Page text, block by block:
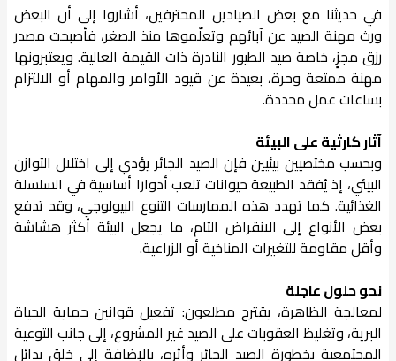
في حديثنا مع بعض الصيادين المحترفين، أشاروا إلى أن البعض
ورث مهنة الصيد عن آبائهم وتعلّموها منذ الصغر، فأصبحت مصدر
رزق مجزٍ، خاصة صيد الطيور النادرة ذات القيمة العالية. ويعتبرونها
مهنة ممتعة وحرة، بعيدة عن قيود الأوامر والمهام أو الالتزام
بساعات عمل محددة.
آثار كارثية على البيئة
وبحسب مختصيين بيئيين فإن الصيد الجائر يؤدي إلى اختلال التوازن
البيئي، إذ يُفقد الطبيعة حيوانات تلعب أدوارا أساسية في السلسلة
الغذائية. كما تهدد هذه الممارسات التنوع البيولوجي، وقد تدفع
بعض الأنواع إلى الانقراض التام، ما يجعل البيئة أكثر هشاشة
وأقل مقاومة للتغيرات المناخية أو الزراعية.
نحو حلول عاجلة
لمعالجة الظاهرة، يقترح مطلعون: تفعيل قوانين حماية الحياة
البرية، وتغليظ العقوبات على الصيد غير المشروع، إلى جانب التوعية
المجتمعية بخطورة الصيد الجائر وأثره، بالإضافة إلى خلق بدائل